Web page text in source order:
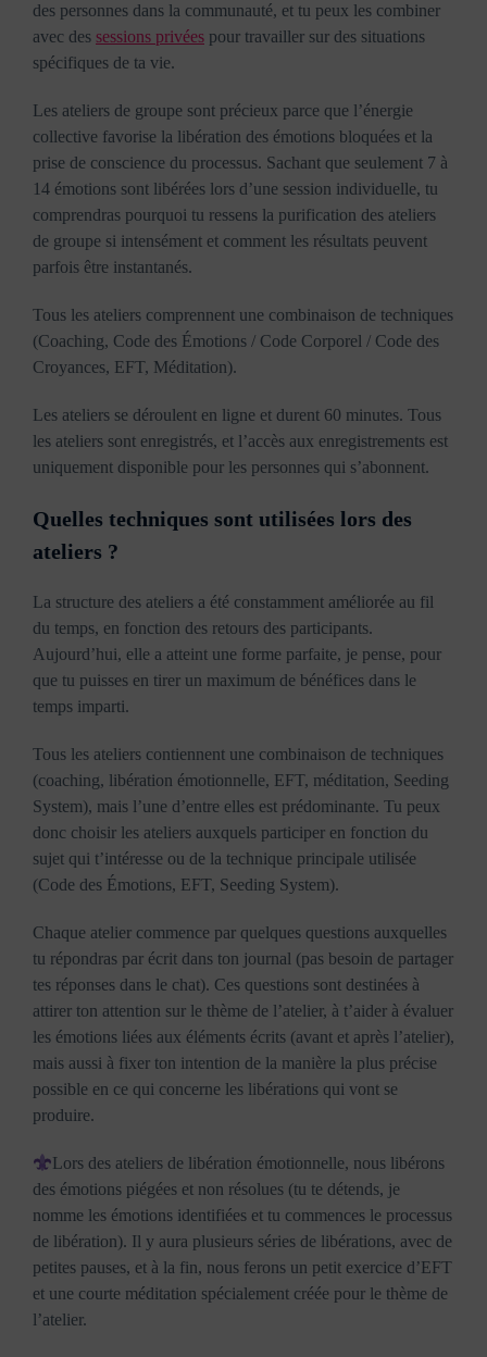
des personnes dans la communauté, et tu peux les combiner
avec des sessions privées pour travailler sur des situations
spécifiques de ta vie.
Les ateliers de groupe sont précieux parce que l’énergie
collective favorise la libération des émotions bloquées et la
prise de conscience du processus. Sachant que seulement 7 à
14 émotions sont libérées lors d’une session individuelle, tu
comprendras pourquoi tu ressens la purification des ateliers
de groupe si intensément et comment les résultats peuvent
parfois être instantanés.
Tous les ateliers comprennent une combinaison de techniques
(Coaching, Code des Émotions / Code Corporel / Code des
Croyances, EFT, Méditation).
Les ateliers se déroulent en ligne et durent 60 minutes. Tous
les ateliers sont enregistrés, et l’accès aux enregistrements est
uniquement disponible pour les personnes qui s’abonnent.
Quelles techniques sont utilisées lors des
ateliers ?
La structure des ateliers a été constamment améliorée au fil
du temps, en fonction des retours des participants.
Aujourd’hui, elle a atteint une forme parfaite, je pense, pour
que tu puisses en tirer un maximum de bénéfices dans le
temps imparti.
Tous les ateliers contiennent une combinaison de techniques
(coaching, libération émotionnelle, EFT, méditation, Seeding
System), mais l’une d’entre elles est prédominante. Tu peux
donc choisir les ateliers auxquels participer en fonction du
sujet qui t’intéresse ou de la technique principale utilisée
(Code des Émotions, EFT, Seeding System).
Chaque atelier commence par quelques questions auxquelles
tu répondras par écrit dans ton journal (pas besoin de partager
tes réponses dans le chat). Ces questions sont destinées à
attirer ton attention sur le thème de l’atelier, à t’aider à évaluer
les émotions liées aux éléments écrits (avant et après l’atelier),
mais aussi à fixer ton intention de la manière la plus précise
possible en ce qui concerne les libérations qui vont se
produire.
Lors des ateliers de libération émotionnelle, nous libérons
des émotions piégées et non résolues (tu te détends, je
nomme les émotions identifiées et tu commences le processus
de libération). Il y aura plusieurs séries de libérations, avec de
petites pauses, et à la fin, nous ferons un petit exercice d’EFT
et une courte méditation spécialement créée pour le thème de
l’atelier.